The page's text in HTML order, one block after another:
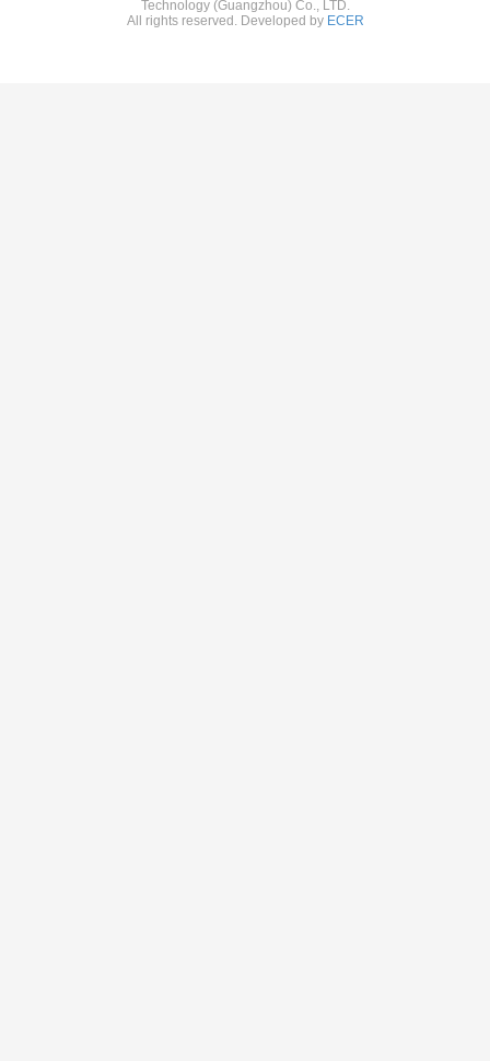
Technology (Guangzhou) Co., LTD.
All rights reserved. Developed by ECER